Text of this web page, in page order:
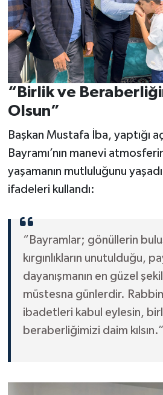
“Birlik ve
Olsun”
Başkan Mustafa İba, yaptığı
Bayramı’nın manevi
yaşamanın mutluluğunu
ifadeleri kullandı:
“Bayramlar; gönüllerin
kırgınlıkların unutulduğu,
dayanışmanın en güzel
müstesna günlerdir. Rabbim
ibadetleri kabul eylesin,
beraberliğimizi daim kılsın.”